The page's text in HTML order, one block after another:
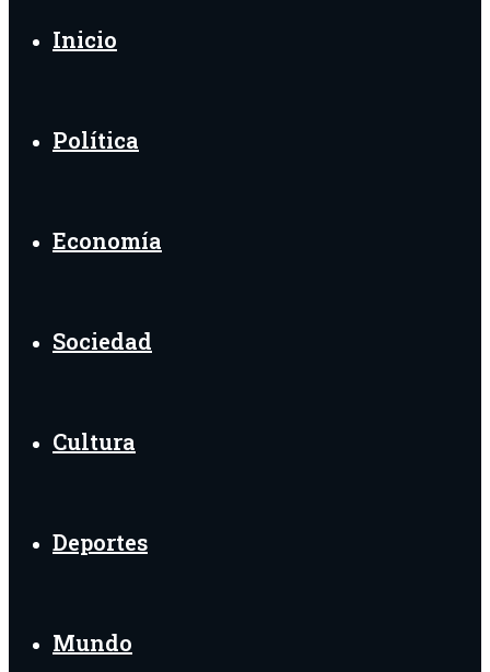
Inicio
Política
Economía
Sociedad
Cultura
Deportes
Mundo